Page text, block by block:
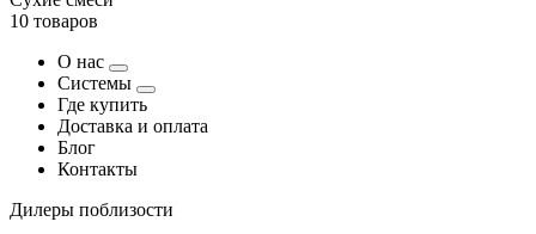
10 товаров
О нас
Системы
Где купить
Доставка и оплата
Блог
Контакты
Дилеры поблизости